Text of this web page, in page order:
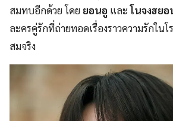
สมทบอีกด้วย โดย ยอนอู และโนจงฮยอ
ละครคู่รักที่ถ่ายทอดเรื่องราวความรักในโ
สมจริง